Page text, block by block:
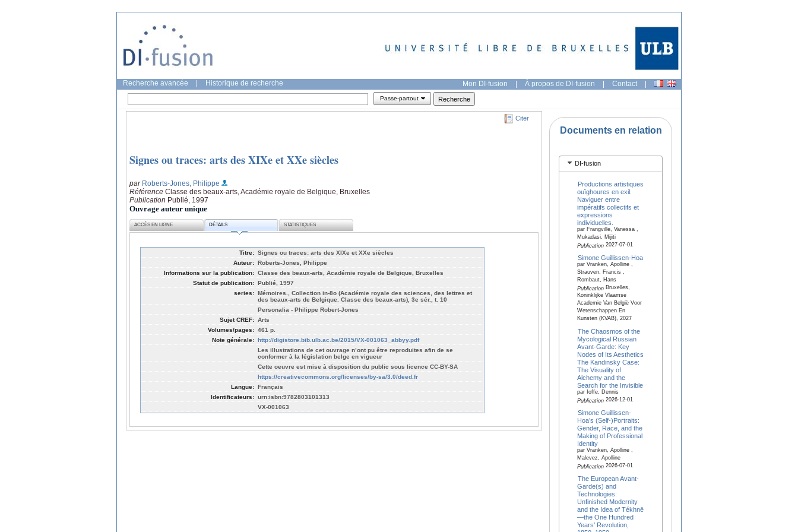
Recherche avancée Historique de recherche Mon DI-fusion | À propos de DI-fusion | Contact |
Passe-partout
Citer
Signes ou traces: arts des XIXe et XXe siècles
par Roberts-Jones, Philippe
Référence Classe des beaux-arts, Académie royale de Belgique, Bruxelles
Publication Publié, 1997
Ouvrage auteur unique
ACCÈS EN LIGNE DÉTAILS STATISTIQUES
Titre: Signes ou traces: arts des XIXe et XXe siècles
Auteur: Roberts-Jones, Philippe
Informations sur la publication: Classe des beaux-arts, Académie royale de Belgique, Bruxelles
Statut de publication: Publié, 1997
series: Mémoires., Collection in-8o (Académie royale des sciences, des lettres et
des beaux-arts de Belgique. Classe des beaux-arts), 3e sér., t. 10
Personalia - Philippe Robert-Jones
Sujet CREF: Arts
Volumes/pages: 461 p.
Note générale: http://digistore.bib.ulb.ac.be/2015/VX-001063_abbyy.pdf
Les illustrations de cet ouvrage n’ont pu être reproduites afin de se
conformer à la législation belge en vigueur
Cette oeuvre est mise à disposition du public sous licence CC-BY-SA
https://creativecommons.org/licenses/by-sa/3.0/deed.fr
Langue: Français
Identificateurs: urn:isbn:9782803101313
VX-001063
Documents en relation
DI-fusion
Productions artistiques
ouïghoures en exil.
Naviguer entre
impératifs collectifs et
expressions
individuelles.
par Frangville, Vanessa ,
Mukadasi, Mijiti
Publication2027-07-01
Simone Guillissen-Hoa
par Vranken, Apolline ,
Strauven, Francis ,
Rombaut, Hans
PublicationBruxelles,
Koninklijke Vlaamse
Academie Van België Voor
Wetenschappen En
Kunsten (KVAB), 2027
The Chaosmos of the
Mycological Russian
Avant-Garde: Key
Nodes of Its Aesthetics
The Kandinsky Case:
The Visuality of
Alchemy and the
Search for the Invisible
par Ioffe, Dennis
Publication2026-12-01
Simone Guillissen-
Hoa’s (Self-)Portraits:
Gender, Race, and the
Making of Professional
Identity
par Vranken, Apolline ,
Malevez, Apolline
Publication2026-07-01
The European Avant-
Garde(s) and
Technologies:
Unfinished Modernity
and the Idea of Tékhnē
—the One Hundred
Years’ Revolution,